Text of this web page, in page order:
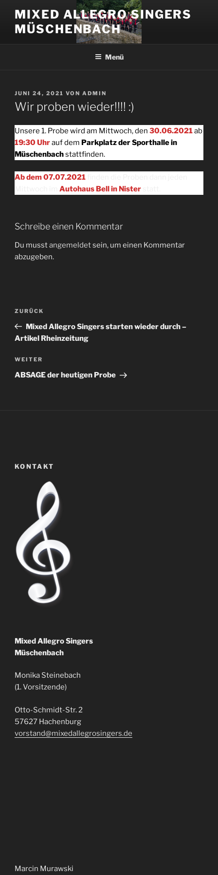
Inhalt
springen
MIXED ALLEGRO SINGERS
MÜSCHENBACH
Menü
VERÖFFENTLICHT
AM
JUNI 24, 2021 VON ADMIN
Wir proben wieder!!!! :)
Unsere 1. Probe wird am Mittwoch, den 30.06.2021ab
19:30 Uhrauf dem Parkplatz der Sporthalle in
Müschenbachstattfinden.
Ab dem 07.07.2021
Autohaus Bell in Nister
Schreibe einen Kommentar
Du musstangemeldetsein, um einen Kommentar
abzugeben.
Beitragsnavigation
Vorheriger
Beitrag
ZURÜCK
Mixed Allegro Singers starten wieder durch –
Artikel Rheinzeitung
Nächster
Beitrag
WEITER
ABSAGE der heutigen Probe
KONTAKT
Mixed Allegro Singers
Müschenbach
Monika Steinebach
(1. Vorsitzende)
Otto-Schmidt-Str. 2
57627 Hachenburg
vorstand@mixedallegrosingers.de
Marcin Murawski